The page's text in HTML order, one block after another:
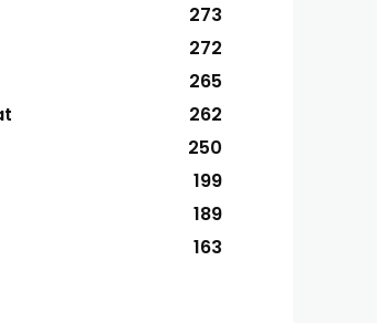
273
272
265
262
250
199
189
163